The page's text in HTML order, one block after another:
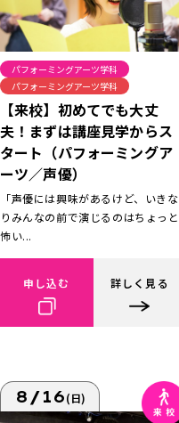
パフォーミングアーツ学科
パフォーミングアーツ学科
【来校】初めてでも大丈
夫！まずは講座見学からス
タート（パフォーミングア
ーツ／声優）
「声優には興味があるけど、いきな
りみんなの前で演じるのはちょっと
怖い...
申し込む 詳しく見る
8/16(日)